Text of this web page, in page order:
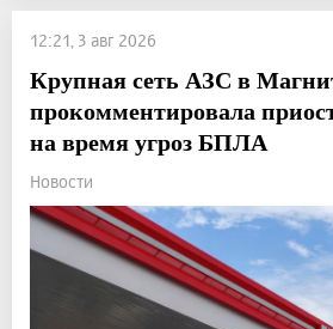
12:21, 3 авг 2026
Крупная сеть АЗС в
прокомментировала
на время угроз БПЛА
Новости